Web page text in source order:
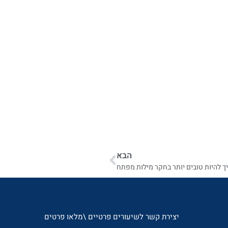
הבא
להיות טובים יותר בחקר מילות מפתח
יצירת קשר לשיעורים פרטיים \מלאו פרטים